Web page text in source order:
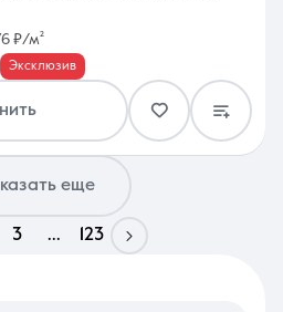
₽/м²
Эксклюзив
еще
3 ... 123